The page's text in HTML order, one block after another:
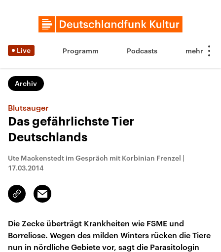
Live Programm Podcasts
Archiv
Blutsauger
Das gefährlichste Tier
Deutschlands
Ute Mackenstedt im Gespräch mit Korbinian Frenzel |
17.03.2014
Link
kopieren/teilen
Email
Die Zecke überträgt Krankheiten wie FSME und
Borreliose. Wegen des milden Winters rücken die Tiere
nun in nördliche Gebiete vor, sagt die Parasitologin